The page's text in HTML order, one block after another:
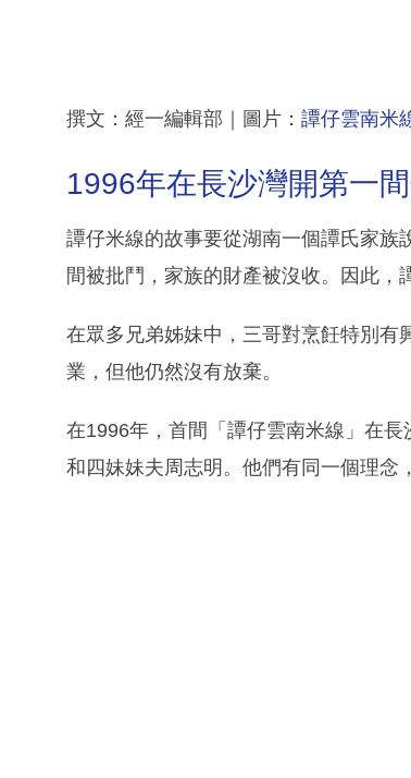
撰文：經一編輯部｜圖片： 譚仔雲南米
1996年在長沙灣開第一
譚仔米線的故事要從湖南一個譚氏家族
間被批鬥，家族的財產被沒收。因此，
在眾多兄弟姊妹中，三哥對烹飪特別有
業，但他仍然沒有放棄。
在1996年，首間「譚仔雲南米線」在
和四妹妹夫周志明。他們有同一個理念